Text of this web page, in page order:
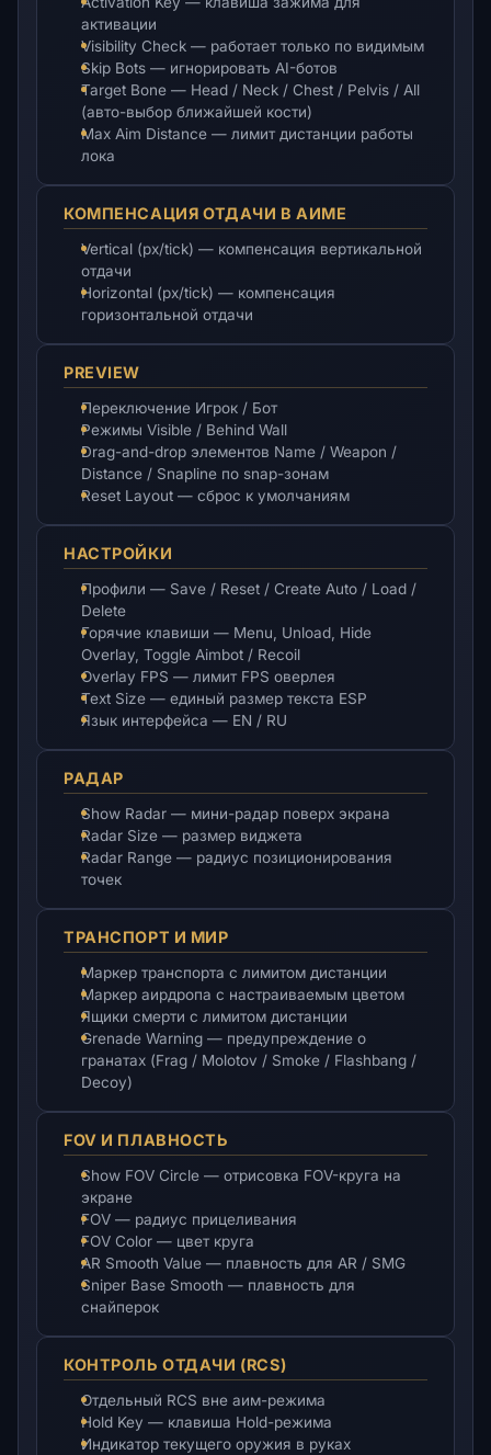
активации
Visibility Check — работает только по видимым
Skip Bots — игнорировать AI-ботов
Target Bone — Head / Neck / Chest / Pelvis / All
(авто-выбор ближайшей кости)
Max Aim Distance — лимит дистанции работы
лока
КОМПЕНСАЦИЯ ОТДАЧИ В АИМЕ
Vertical (px/tick) — компенсация вертикальной
отдачи
Horizontal (px/tick) — компенсация
горизонтальной отдачи
PREVIEW
Переключение Игрок / Бот
Режимы Visible / Behind Wall
Drag-and-drop элементов Name / Weapon /
Distance / Snapline по snap-зонам
Reset Layout — сброс к умолчаниям
НАСТРОЙКИ
Профили — Save / Reset / Create Auto / Load /
Delete
Горячие клавиши — Menu, Unload, Hide
Overlay, Toggle Aimbot / Recoil
Overlay FPS — лимит FPS оверлея
Text Size — единый размер текста ESP
Язык интерфейса — EN / RU
РАДАР
Show Radar — мини-радар поверх экрана
Radar Size — размер виджета
Radar Range — радиус позиционирования
точек
ТРАНСПОРТ И МИР
Маркер транспорта с лимитом дистанции
Маркер аирдропа с настраиваемым цветом
Ящики смерти с лимитом дистанции
Grenade Warning — предупреждение о
гранатах (Frag / Molotov / Smoke / Flashbang /
Decoy)
FOV И ПЛАВНОСТЬ
Show FOV Circle — отрисовка FOV-круга на
экране
FOV — радиус прицеливания
FOV Color — цвет круга
AR Smooth Value — плавность для AR / SMG
Sniper Base Smooth — плавность для
снайперок
КОНТРОЛЬ ОТДАЧИ (RCS)
Отдельный RCS вне аим-режима
Hold Key — клавиша Hold-режима
Индикатор текущего оружия в руках